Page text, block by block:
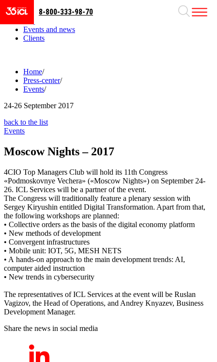
Business areas
Events and news
Clients
8-800-333-98-70
Home/
Press-center/
Events/
24-26 September 2017
back to the list
Events
Moscow Nights – 2017
4CIO Top Managers Club will hold its 11th Congress
«Podmoskovnye Vechera» («Moscow Nights») on September 24-
26. ICL Services will be a partner of the event.
The Congress will traditionally feature a plenary session with
Sergey Kiryushin entitled Digital Transformation. Apart from that,
the following workshops are planned:
• Collective orders as the basis of the digital economy platform
• New methods of development
• Convergent infrastructures
• Mobile unit: IOT, 5G, MESH NETS
• A hands-on approach to the main development trends: AI,
computer aided instruction
• New trends in cybersecurity
The representatives of ICL Services at the event will be Ruslan
Vagizov, the Head of Operations, and Andrey Knyazev, Business
Development Manager.
Share the news in social media